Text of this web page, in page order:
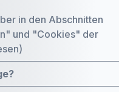
in den Abschnitten
und "Cookies" der